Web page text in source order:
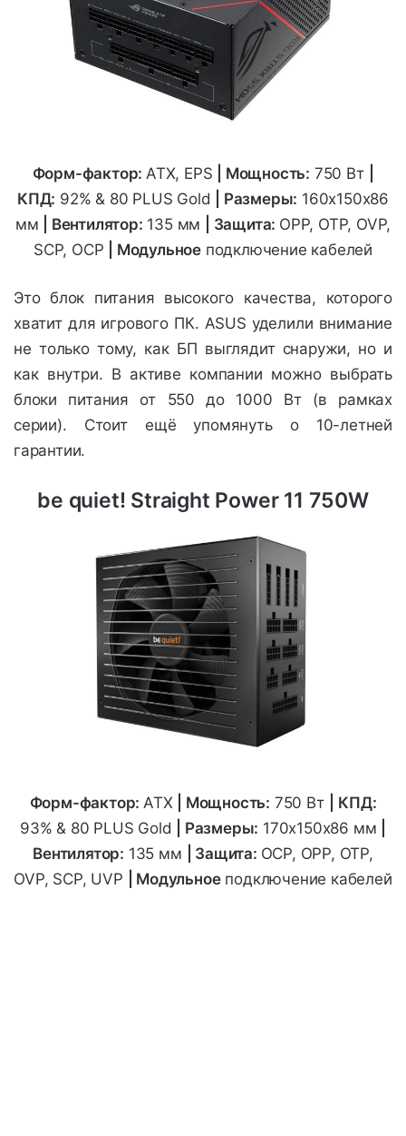
Форм-фактор: ATX, EPS Мощность: 750 Вт
КПД: 92% & 80 PLUS Gold | Размеры: 160x150x86
мм
| Вентилятор: 135 мм | Защита: OPP, OTP, OVP,
SCP, OCP
| Модульное подключение кабелей
Это блок питания высокого качества, которого
хватит для игрового ПК. ASUS уделили внимание
не только тому, как БП выглядит снаружи, но и
как внутри. В активе компании можно выбрать
блоки питания от 550 до 1000 Вт (в рамках
серии). Стоит ещё упомянуть о 10-летней
гарантии.
be quiet! Straight Power 11 750W
Форм-фактор: ATX Мощность: 750 Вт
КПД:
93% & 80 PLUS Gold
| Размеры: 170х150х86 мм
Вентилятор: 135 мм | Защита: OCP, OPP, OTP,
OVP, SCP, UVP
| Модульноеподключение кабелей